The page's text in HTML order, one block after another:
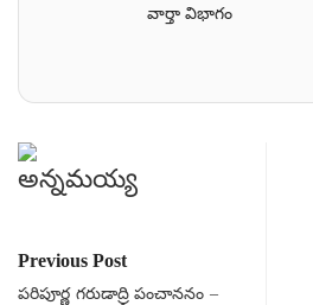
వార్తా విభాగం
Previous Post
పరిపూర్ణ గరుడాద్రి పంచాననం –